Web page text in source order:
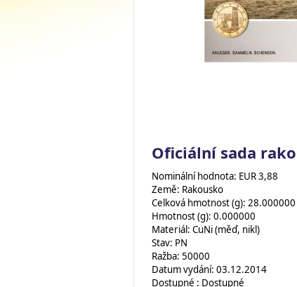
Oficiální sada
Nominální hodnota: EUR 3,88
Země: Rakousko
Celková hmotnost (g): 28.000000
Hmotnost (g): 0.000000
Materiál: CuNi (měď, nikl)
Stav: PN
Ražba: 50000
Datum vydání: 03.12.2014
Dostupné : Dostupné